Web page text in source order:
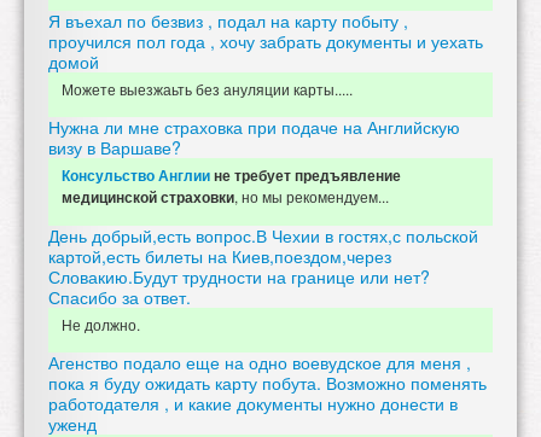
Я въехал по безвиз , подал на карту побыту ,
проучился пол года , хочу забрать документы и уехать
домой
Можете выезжаьть без ануляции карты.....
Нужна ли мне страховка при подаче на Английскую
визу в Варшаве?
Консульство Англиине требует предъявление
медицинской страховки, но мы рекомендуем...
День добрый,есть вопрос.В Чехии в гостях,с польской
картой,есть билеты на Киев,поездом,через
Словакию.Будут трудности на границе или нет?
Спасибо за ответ.
Не должно.
Агенство подало еще на одно воевудское для меня ,
пока я буду ожидать карту побута. Возможно поменять
работодателя , и какие документы нужно донести в
уженд